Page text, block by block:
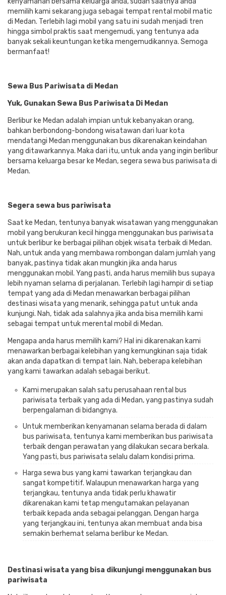
memilih kami sekarang juga sebagai tempat rental mobil matic
di Medan. Terlebih lagi mobil yang satu ini sudah menjadi tren
hingga simbol praktis saat mengemudi, yang tentunya ada
banyak sekali keuntungan ketika mengemudikannya. Semoga
bermanfaat!
Sewa Bus Pariwisata di Medan
Yuk, Gunakan Sewa Bus Pariwisata Di Medan
Berlibur ke Medan adalah impian untuk kebanyakan orang,
bahkan berbondong-bondong wisatawan dari luar kota
mendatangi Medan menggunakan bus dikarenakan keindahan
yang ditawarkannya. Maka dari itu, untuk anda yang ingin berlibur
bersama keluarga besar ke Medan, segera sewa bus pariwisata di
Medan.
Segera sewa bus pariwisata
Saat ke Medan, tentunya banyak wisatawan yang menggunakan
mobil yang berukuran kecil hingga menggunakan bus pariwisata
untuk berlibur ke berbagai pilihan objek wisata terbaik di Medan.
Nah, untuk anda yang membawa rombongan dalam jumlah yang
banyak, pastinya tidak akan mungkin jika anda harus
menggunakan mobil. Yang pasti, anda harus memilih bus supaya
lebih nyaman selama di perjalanan. Terlebih lagi hampir di setiap
tempat yang ada di Medan menawarkan berbagai pilihan
destinasi wisata yang menarik, sehingga patut untuk anda
kunjungi. Nah, tidak ada salahnya jika anda bisa memilih kami
sebagai tempat untuk merental mobil di Medan.
Mengapa anda harus memilih kami? Hal ini dikarenakan kami
menawarkan berbagai kelebihan yang kemungkinan saja tidak
akan anda dapatkan di tempat lain. Nah, beberapa kelebihan
yang kami tawarkan adalah sebagai berikut.
Kami merupakan salah satu perusahaan rental bus
pariwisata terbaik yang ada di Medan, yang pastinya sudah
berpengalaman di bidangnya.
Untuk memberikan kenyamanan selama berada di dalam
bus pariwisata, tentunya kami memberikan bus pariwisata
terbaik dengan perawatan yang dilakukan secara berkala.
Yang pasti, bus pariwisata selalu dalam kondisi prima.
Harga sewa bus yang kami tawarkan terjangkau dan
sangat kompetitif. Walaupun menawarkan harga yang
terjangkau, tentunya anda tidak perlu khawatir
dikarenakan kami tetap mengutamakan pelayanan
terbaik kepada anda sebagai pelanggan. Dengan harga
yang terjangkau ini, tentunya akan membuat anda bisa
semakin berhemat selama berlibur ke Medan.
Destinasi wisata yang bisa dikunjungi menggunakan bus
pariwisata